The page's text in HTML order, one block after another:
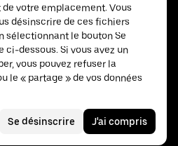
de votre emplacement. Vous
désinscrire de ces fichiers
sélectionnant le bouton Se
ci-dessous. Si vous avez un
vous pouvez refuser la
le « partage » de vos données
Se désinscrire J'ai compris